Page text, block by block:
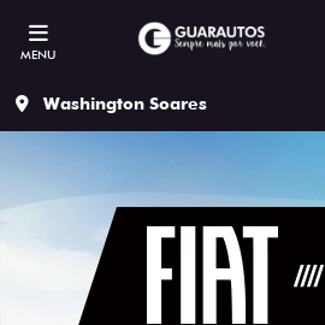
MENU
Washington Soares